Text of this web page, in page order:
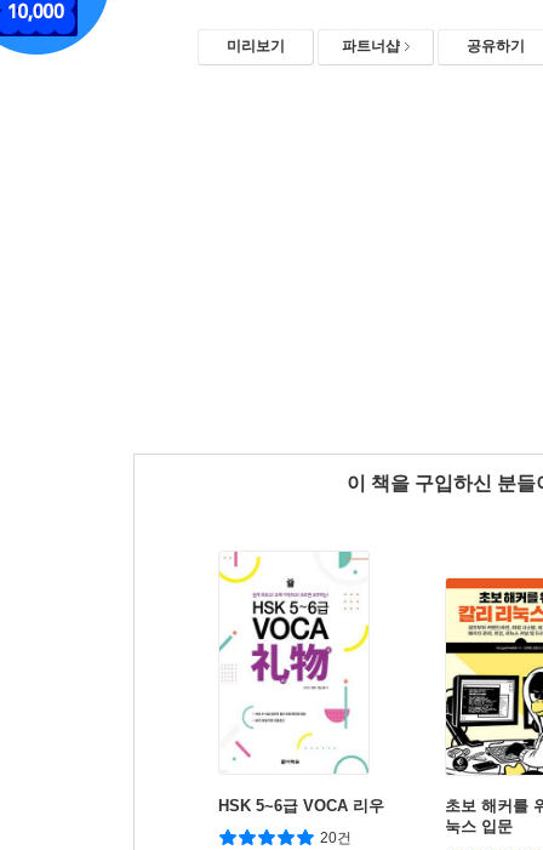
미리보기 파트너샵 공유하기
이 책을 구입하신 분
HSK 5~6급 VOCA 리우
20건
초보 해커를
눅스 입문